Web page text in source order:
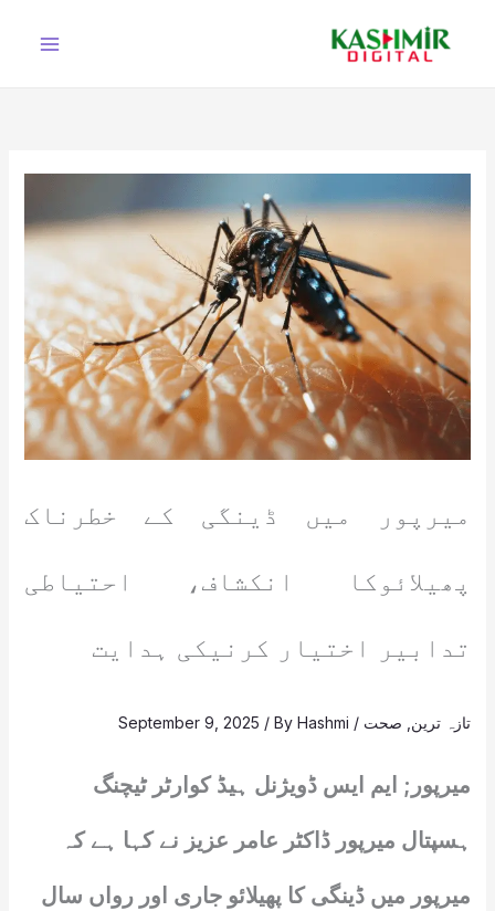
میرپور میں ڈینگی کے خطرناک
پھیلائوکا انکشاف، احتیاطی
تدابیر اختیار کرنیکی ہدایت
تازہ ترین صحت /
September 9, 2025 / ByHashmi
میرپور; ایم ایس ڈویژنل ہیڈ کوارٹر ٹیچنگ
ہسپتال میرپور ڈاکٹر عامر عزیز نے کہا ہے کہ
میرپور میں ڈینگی کا پھیلائو جاری اور رواں سال